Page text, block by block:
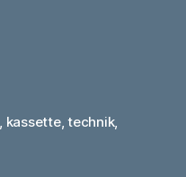
kassette,technik,